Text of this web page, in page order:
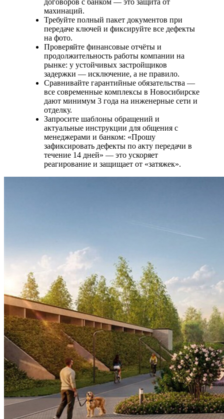
махинаций.
Требуйте полный пакет документов при
передаче ключей и фиксируйте все дефекты
на фото.
Проверяйте финансовые отчёты и
продолжительность работы компании на
рынке: у устойчивых застройщиков
задержки — исключение, а не правило.
Сравнивайте гарантийные обязательства —
все современные комплексы в Новосибирске
дают минимум 3 года на инженерные сети и
отделку.
Запросите шаблоны обращений и
актуальные инструкции для общения с
менеджерами и банком: «Прошу
зафиксировать дефекты по акту передачи в
течение 14 дней» — это ускоряет
реагирование и защищает от «затяжек».